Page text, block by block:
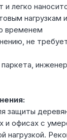
легко
нагрузкам
временем
не
защиты
и офисах с
нагрузкой.